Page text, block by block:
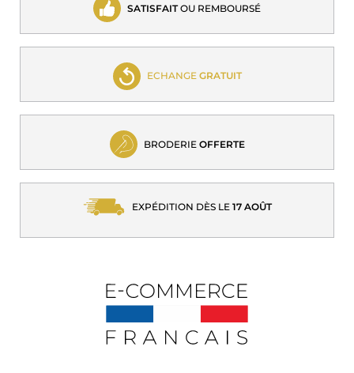
SATISFAITOU REMBOURSÉ
ECHANGE GRATUIT
BRODERIE OFFERTE
EXPÉDITION DÈS LE 17 AOÛT